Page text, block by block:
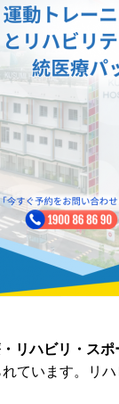
リハビリ・ス
ています。リ